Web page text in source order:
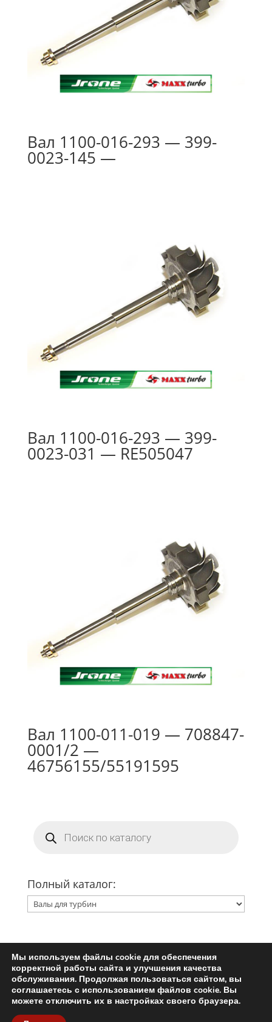
Вал 1100-016-293 — 399-
0023-145 —
Вал 1100-016-293 — 399-
0023-031 — RE505047
Вал 1100-011-019 — 708847-
0001/2 —
46756155/55191595
товаров
Полный каталог:
Главная
Ремкомплект турбины
Запчасти для турбин
Пользовательское соглашение
Политика конфиденциальности
Мы используем файлы cookie для обеспечения
корректной работы сайта и улучшения качества
обслуживания. Продолжая пользоваться сайтом, вы
соглашаетесь с использованием файлов cookie. Вы
можете отключить их в настройках своего браузера.